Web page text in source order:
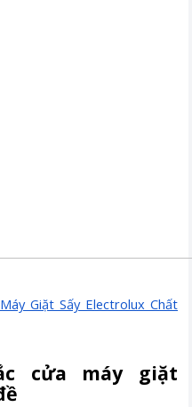
Giặt Sấy Electrolux Chất
cửa máy giặt